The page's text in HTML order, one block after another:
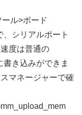
ル>ボード
シリアルポート
度は普通の
き込みができま
マネージャーで確